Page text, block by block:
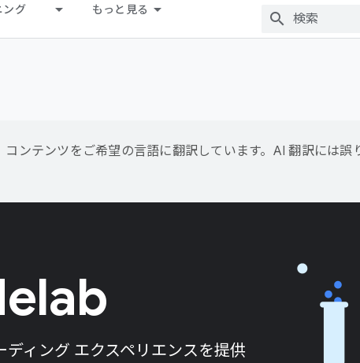
ング もっと見る
ンテンツをご希望の言語に翻訳しています。AI 翻訳には誤
ィング エクスペリエンスを提供